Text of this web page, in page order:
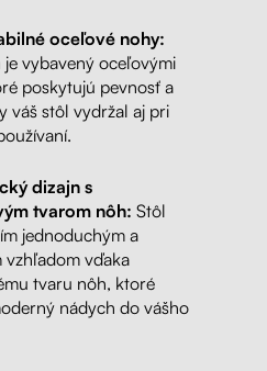
oceľové nohy:
je vybavený oceľovými
poskytujú pevnosť a
váš stôl vydržal aj pri
dizajn s
tvarom nôh: Stôl
jednoduchým a
vzhľadom vďaka
tvaru nôh, ktoré
nádych do vášho